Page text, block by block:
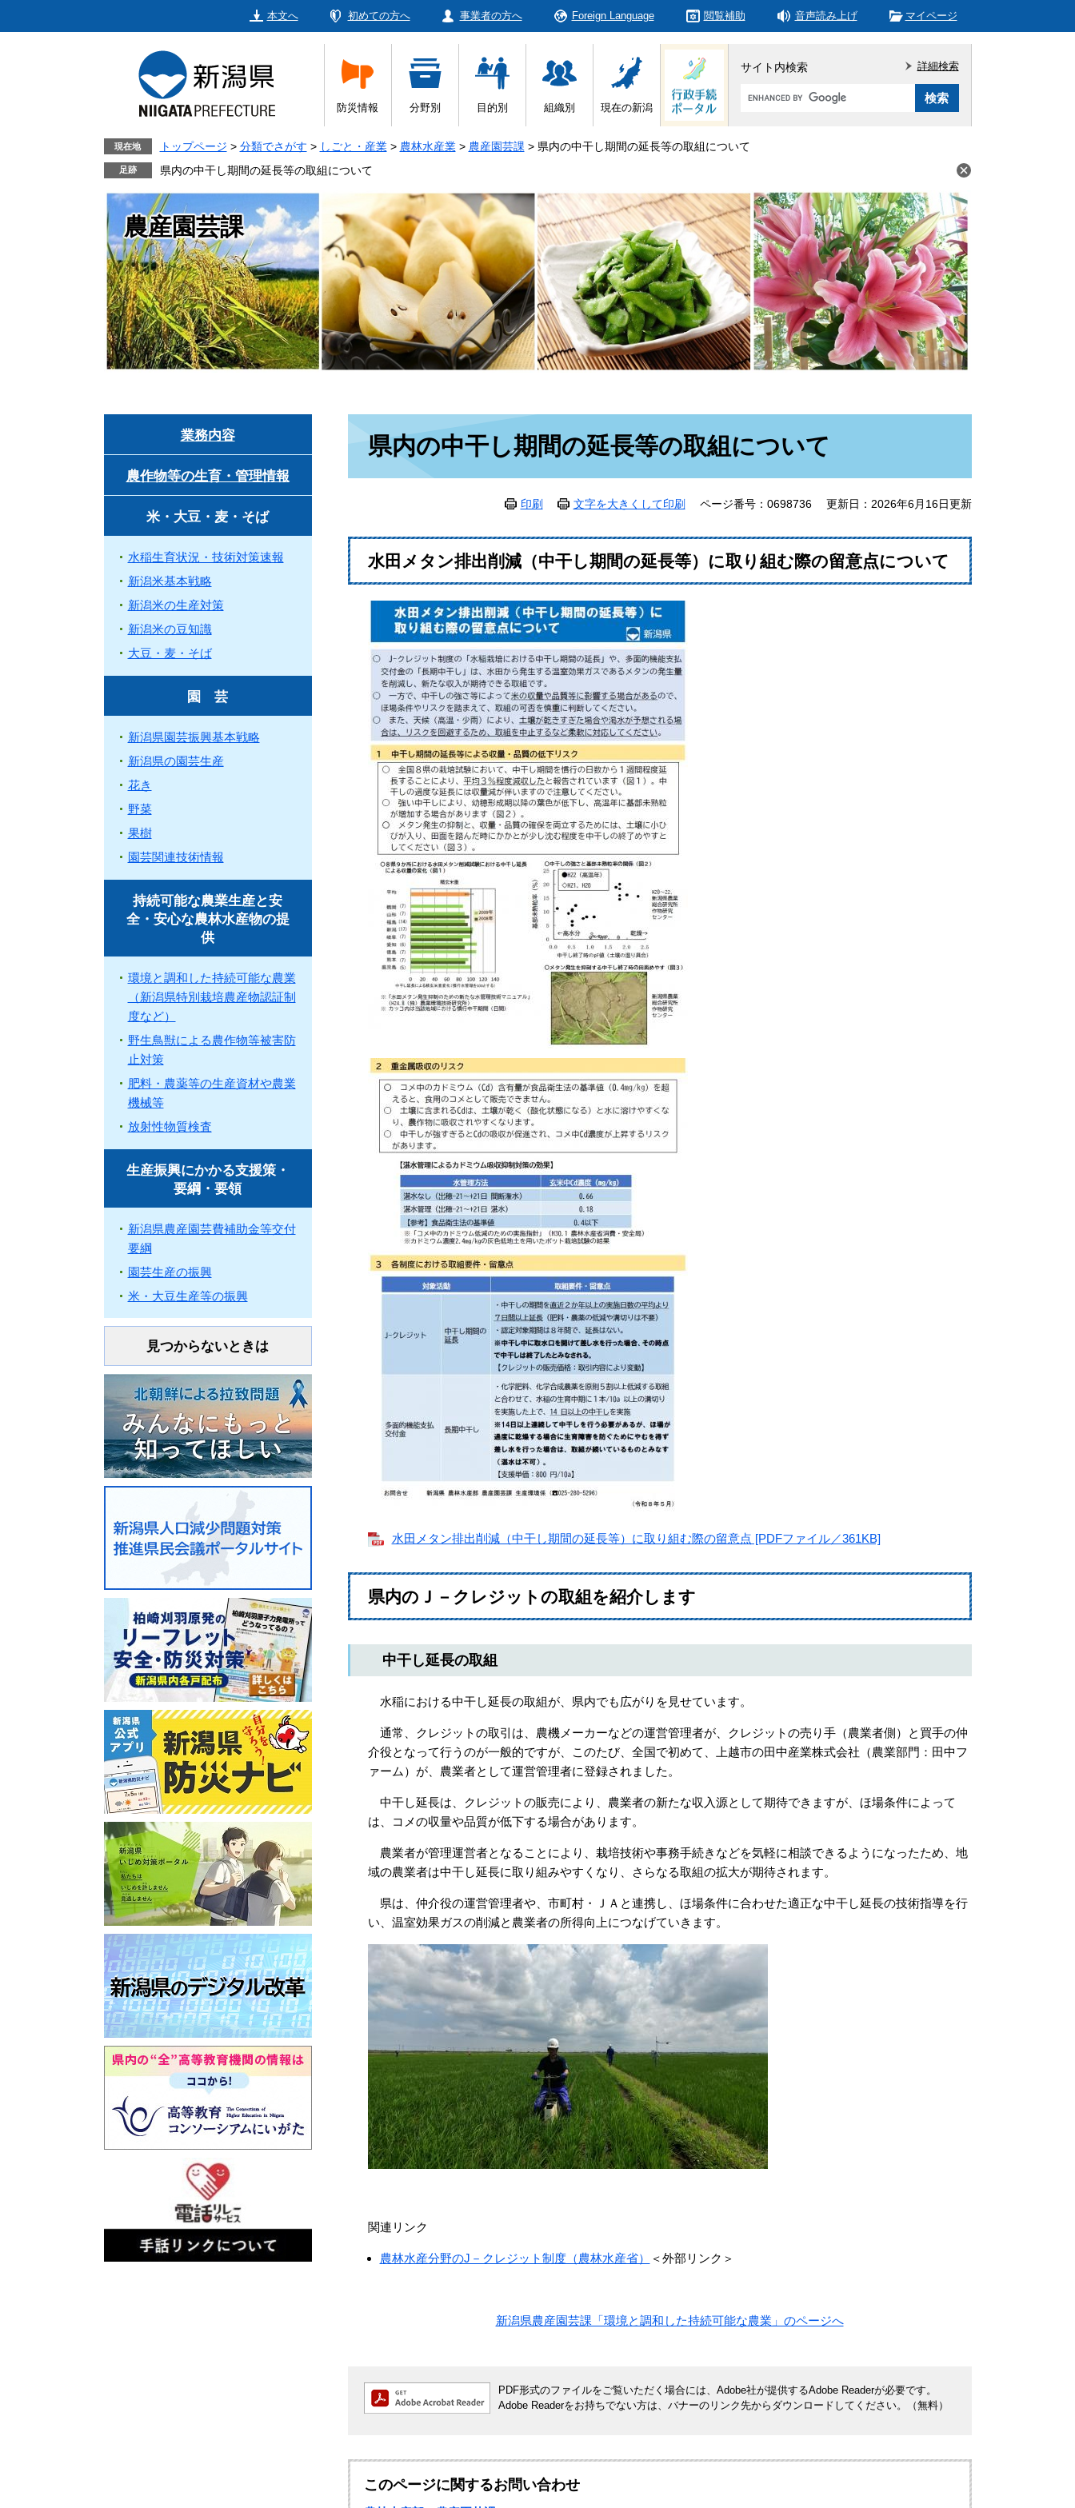
本文へ 初めての方へ 事業者の方へ Foreign Language 閲覧補助 音声読み上げ マイページ
防災情報 分野別 目的別 組織別 現在の新潟
サイト内検索
Google
タ
ム
詳細検索
現在地 トップページ > 分類でさがす > しごと・産業 > 農林水産業 > 農産園芸課 > 県内の中干し期間の延長等の取組について
県内の中干し期間の延長等の取組について
農産園芸課
県内の中干し期間の延長等の取組について
印刷 文字を大きくして印刷 ページ番号：0698736 更新日：2026年6月16日更新
水田メタン排出削減（中干し期間の延長等）に取り組む際の留意点について
水田メタン排出削減（中干し期間の延長等）に取り組む際の留意点 [PDFファイル／361KB]
県内のＪ－クレジットの取組を紹介します
中干し延長の取組
水稲における中干し延長の取組が、県内でも広がりを見せています。
通常、クレジットの取引は、農機メーカーなどの運営管理者が、クレジットの売り手（農業者側）と買手の仲
介役となって行うのが一般的ですが、このたび、全国で初めて、上越市の田中産業株式会社（農業部門：田中フ
ァーム）が、農業者として運営管理者に登録されました。
中干し延長は、クレジットの販売により、農業者の新たな収入源として期待できますが、ほ場条件によって
は、コメの収量や品質が低下する場合があります。
農業者が管理運営者となることにより、栽培技術や事務手続きなどを気軽に相談できるようになったため、地
域の農業者は中干し延長に取り組みやすくなり、さらなる取組の拡大が期待されます。
県は、仲介役の運営管理者や、市町村・ＪＡと連携し、ほ場条件に合わせた適正な中干し延長の技術指導を行
い、温室効果ガスの削減と農業者の所得向上につなげていきます。
関連リンク
農林水産分野のJ－クレジット制度（農林水産省） ＜外部リンク＞
新潟県農産園芸課「環境と調和した持続可能な農業」のページへ
PDF形式のファイルをご覧いただく場合には、Adobe社が提供するAdobe Readerが必要です。
Adobe Readerをお持ちでない方は、バナーのリンク先からダウンロードしてください。（無料）
このページに関するお問い合わせ
業務内容
農作物等の生育・管理情報
米・大豆・麦・そば
水稲生育状況・技術対策速報
新潟米基本戦略
新潟米の生産対策
新潟米の豆知識
大豆・麦・そば
園 芸
新潟県園芸振興基本戦略
新潟県の園芸生産
花き
野菜
果樹
園芸関連技術情報
持続可能な農業生産と安
全・安心な農林水産物の提
供
環境と調和した持続可能な農業
（新潟県特別栽培農産物認証制
度など）
野生鳥獣による農作物等被害防
止対策
肥料・農薬等の生産資材や農業
機械等
放射性物質検査
生産振興にかかる支援策・
要綱・要領
新潟県農産園芸費補助金等交付
要綱
園芸生産の振興
米・大豆生産等の振興
見つからないときは